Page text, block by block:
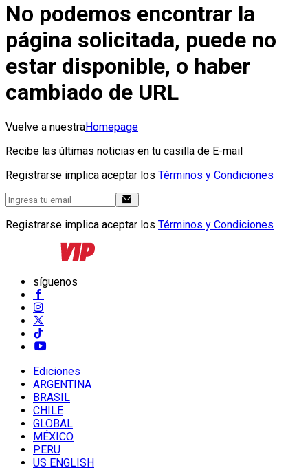
No podemos encontrar la
página solicitada, puede no
estar disponible, o haber
cambiado de URL
Vuelve a nuestraHomepage
Recibe las últimas noticias en tu casilla de E-mail
Registrarse implica aceptar los Términos y Condiciones
Registrarse implica aceptar los Términos y Condiciones
síguenos
Ediciones
ARGENTINA
BRASIL
CHILE
GLOBAL
MÉXICO
PERU
US ENGLISH